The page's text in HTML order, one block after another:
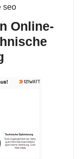
seoKategorie
Online-
Maximieren
Ihren
mit
SEO